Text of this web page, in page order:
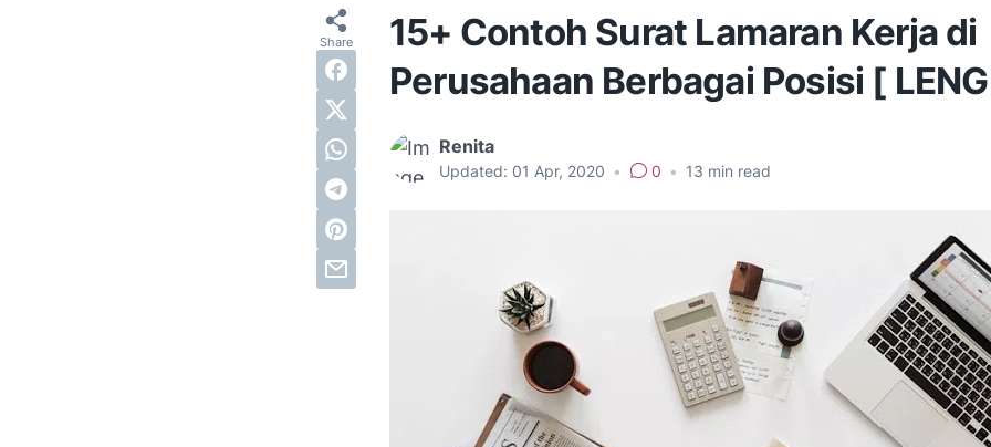
15+ Contoh Surat Lamaran Kerja di
Perusahaan Berbagai Posisi [
Renita
Updated: 01 Apr, 2020 • 0 • 13 min read